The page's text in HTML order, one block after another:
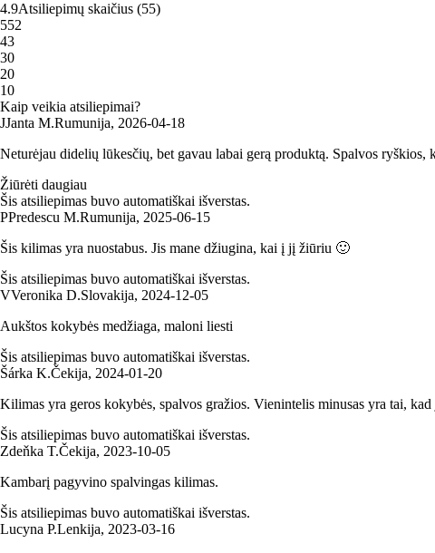
4.9Atsiliepimų skaičius (55)
552
43
30
20
10
Kaip veikia atsiliepimai?
JJanta M.Rumunija, 2026‑04‑18
Neturėjau didelių lūkesčių, bet gavau labai gerą produktą. Spalvos
Žiūrėti daugiau
Šis atsiliepimas buvo automatiškai išverstas.
PPredescu M.Rumunija, 2025‑06‑15
Šis kilimas yra nuostabus. Jis mane džiugina, kai į jį žiūriu 🙂
Šis atsiliepimas buvo automatiškai išverstas.
VVeronika D.Slovakija, 2024‑12‑05
Aukštos kokybės medžiaga, maloni liesti
Šis atsiliepimas buvo automatiškai išverstas.
Šárka K.Čekija, 2024‑01‑20
Kilimas yra geros kokybės, spalvos gražios. Vienintelis minusas yra tai,
Šis atsiliepimas buvo automatiškai išverstas.
Zdeňka T.Čekija, 2023‑10‑05
Kambarį pagyvino spalvingas kilimas.
Šis atsiliepimas buvo automatiškai išverstas.
Lucyna P.Lenkija, 2023‑03‑16